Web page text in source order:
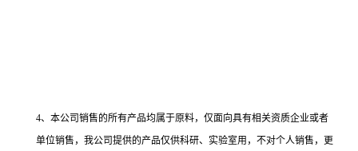
4、本公司销售的所有产品均属于原料，仅面向具有相关资质企业或者
单位销售，我公司提供的产品仅供科研、实验室用，不对个人销售，更